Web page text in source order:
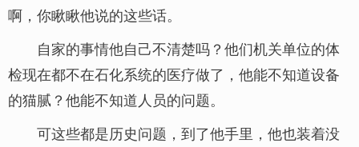
啊，你瞅瞅他说的这些话。
自家的事情他自己不清楚吗？他们机关单位的体
检现在都不在石化系统的医疗做了，他能不知道设备
的猫腻？他能不知道人员的问题。
可这些都是历史问题，到了他手里，他也装着没